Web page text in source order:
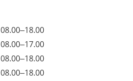
08.00–18.00
08.00–17.00
08.00–18.00
08.00–18.00